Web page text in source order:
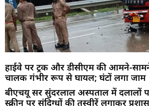
हाईवे पर ट्रक और डीसीएम की आमने-
चालक गंभीर रूप से घायल; घंटों लगा जाम
बीएचयू सर सुंदरलाल अस्पताल में दलालों
स्क्रीन पर संदिग्धों की तस्वीरें लगाकर